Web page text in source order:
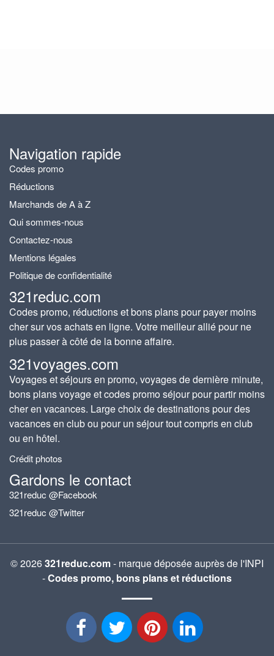
Navigation rapide
Codes promo
Réductions
Marchands de A à Z
Qui sommes-nous
Contactez-nous
Mentions légales
Politique de confidentialité
321reduc.com
Codes promo, réductions et bons plans pour payer moins
cher sur vos achats en ligne. Votre meilleur allié pour ne
plus passer à côté de la bonne affaire.
321voyages.com
Voyages et séjours en promo, voyages de dernière minute,
bons plans voyage et codes promo séjour pour partir moins
cher en vacances. Large choix de destinations pour des
vacances en club ou pour un séjour tout compris en club
ou en hôtel.
Crédit photos
Gardons le contact
321reduc @Facebook
321reduc @Twitter
© 2026321reduc.com- marque déposée auprès de l'INPI
-Codes promo, bons plans et réductions